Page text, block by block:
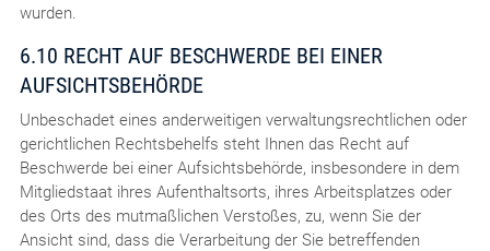
wurden.
6.10 RECHT AUF BESCHWERDE BEI EINER
AUFSICHTSBEHÖRDE
Unbeschadet eines anderweitigen verwaltungsrechtlichen oder
gerichtlichen Rechtsbehelfs steht Ihnen das Recht auf
Beschwerde bei einer Aufsichtsbehörde, insbesondere in dem
Mitgliedstaat ihres Aufenthaltsorts, ihres Arbeitsplatzes oder
des Orts des mutmaßlichen Verstoßes, zu, wenn Sie der
Ansicht sind, dass die Verarbeitung der Sie betreffenden